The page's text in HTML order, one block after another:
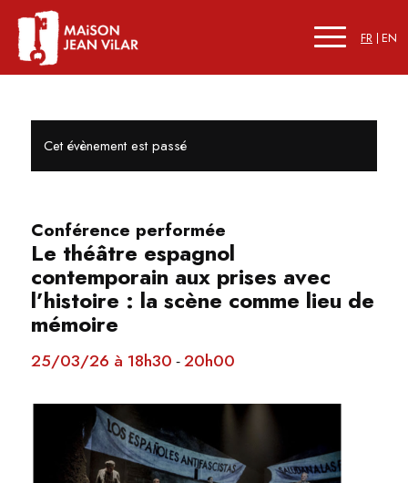
FR EN
Cet évènement est passé
Conférence performée
Le théâtre espagnol
contemporain aux prises avec
l’histoire : la scène comme lieu de
mémoire
25/03/26 à 18h30 -20h00